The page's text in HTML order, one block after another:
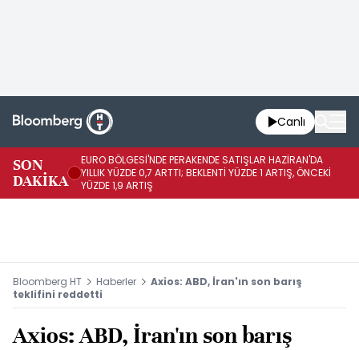
Canlı
SON
DAKİKA
EURO BÖLGESİ'NDE PERAKENDE SATIŞLAR HAZİRAN'DA
YILLIK YÜZDE 0,7 ARTTI; BEKLENTİ YÜZDE 1 ARTIŞ, ÖNCEKİ
YÜZDE 1,9 ARTIŞ
Bloomberg HT Haberler
Axios: ABD, İran'ın son barış
teklifini reddetti
Axios: ABD, İran'ın son barış